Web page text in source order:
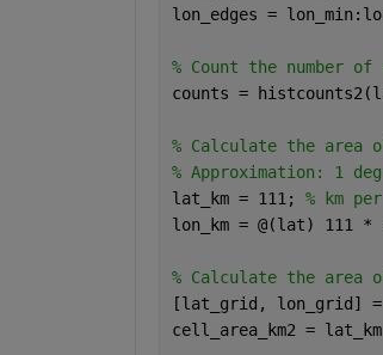
lon_edges =
% Count the number
counts =
% Calculate the area
% Approximation: 1
lat_km = 111; % km
lon_km = @(lat) 111
% Calculate the area
[lat_grid, lon_grid] =
cell_area_km2 =